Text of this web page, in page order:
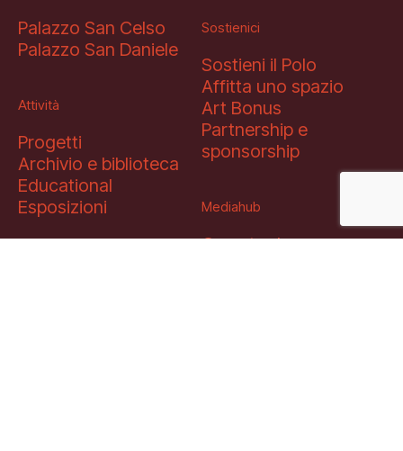
Palazzo San Celso
Palazzo San Daniele
Attività
Progetti
Archivio e biblioteca
Educational
Esposizioni
Sostienici
Sostieni il Polo
Affitta uno spazio
Art Bonus
Partnership e
sponsorship
Mediahub
Open tools